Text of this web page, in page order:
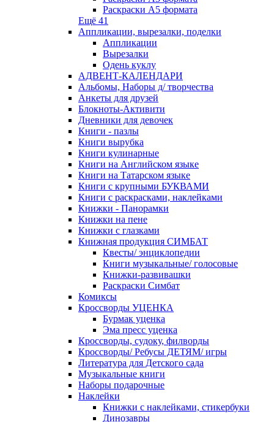
Раскраски А5 формата
Ещё 41
Аппликации, вырезалки, поделки
Аппликации
Вырезалки
Одень куклу
АДВЕНТ-КАЛЕНДАРИ
Альбомы, Наборы д/ творчества
Анкеты для друзей
Блокноты-Активити
Дневники для девочек
Книги - пазлы
Книги вырубка
Книги кулинарные
Книги на Английском языке
Книги на Татарском языке
Книги с крупными БУКВАМИ
Книги с раскрасками, наклейками
Книжки - Панорамки
Книжки на пене
Книжки с глазками
Книжная продукция СИМБАТ
Квесты/ энциклопедии
Книги музыкальные/ голосовые
Книжки-развивашки
Раскраски Симбат
Комиксы
Кроссворды УЦЕНКА
Бурмак уценка
Эма пресс уценка
Кроссворды, судоку, филворды
Кроссворды/ Ребусы ДЕТЯМ/ игры
Литература для Детского сада
Музыкальные книги
Наборы подарочные
Наклейки
Книжки с наклейками, стикербуки
Динозавры